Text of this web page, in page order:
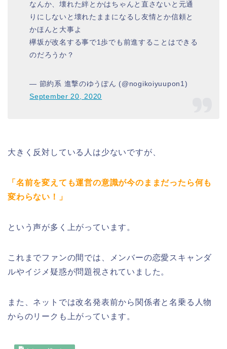
なんか、壊れた絆とかはちゃんと直さないと元通
りにしないと壊れたままになるし友情とか信頼と
かほんと大事よ
欅坂が改名する事で1歩でも前進することはできる
のだろうか？
— 節約系 進撃のゆうぽん (@nogikoiyuupon1)
September 20, 2020
大きく反対している人は少ないですが、
「名前を変えても運営の意識が今のままだったら何も
変わらない！」
という声が多く上がっています。
これまでファンの間では、メンバーの恋愛スキャンダ
ルやイジメ疑惑が問題視されていました。
また、ネットでは改名発表前から関係者と名乗る人物
からのリークも上がっています。